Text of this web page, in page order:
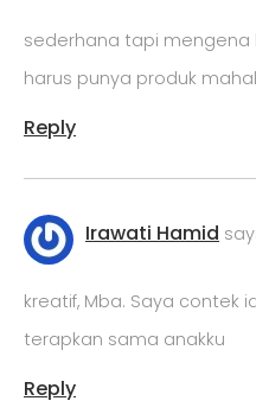
sederhana tapi mengena
harus punya produk
Reply
Irawati Hamid
kreatif, Mba. Saya contek
terapkan sama anakku
Reply